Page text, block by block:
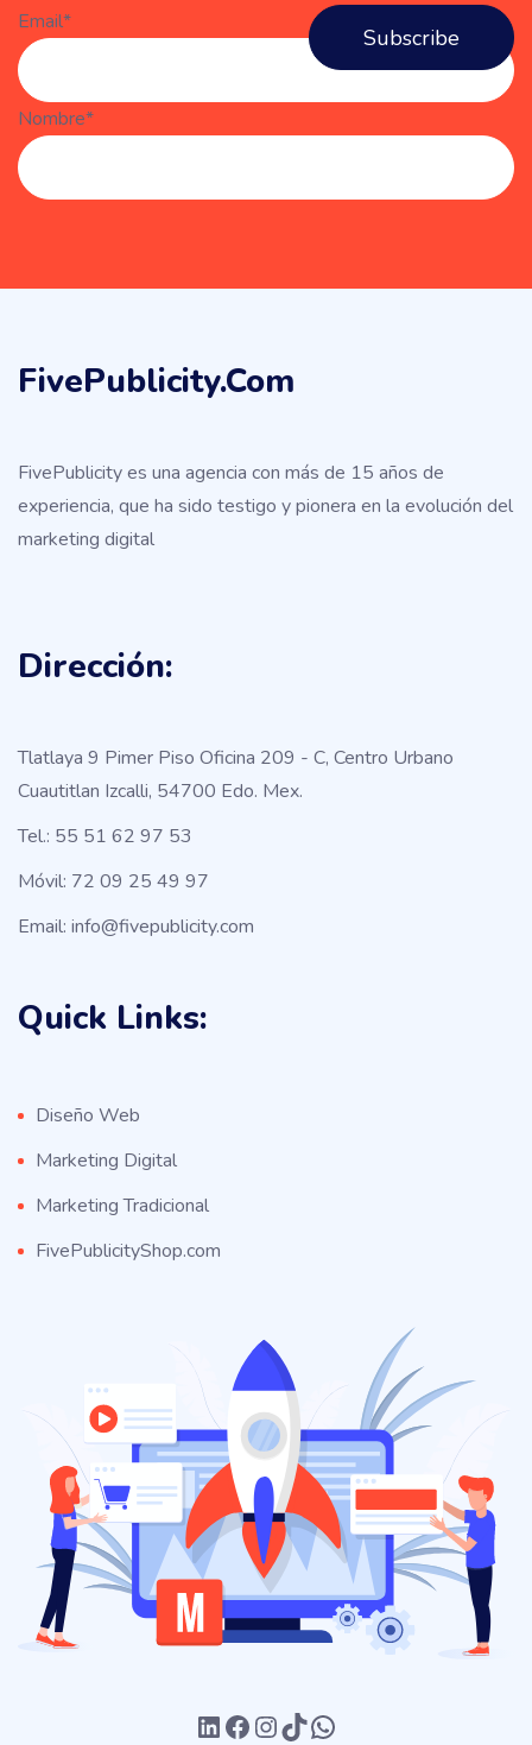
Email*
Nombre*
FivePublicity.com
FivePublicity es una agencia con más de 15 años de
experiencia, que ha sido testigo y pionera en la evolución del
marketing digital
Dirección:
Tlatlaya 9 Pimer Piso Oficina 209 - C, Centro Urbano
Cuautitlan Izcalli, 54700 Edo. Mex.
Tel.: 55 51 62 97 53
Móvil: 72 09 25 49 97
Email: info@fivepublicity.com
Quick Links:
Diseño Web
Marketing Digital
Marketing Tradicional
FivePublicityShop.com